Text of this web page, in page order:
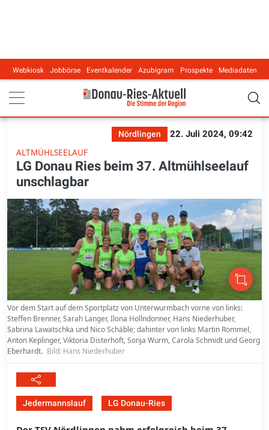
Main navigation
Webkiosk Jobbörse Eventkalender Azubigram Prospekte Mediadaten
Nördlingen
22. Juli 2024, 09:42
ALTMÜHLSEELAUF
LG Donau Ries beim 37. Altmühlseelauf
unschlagbar
Vor dem Start auf dem Sportplatz von Unterwurmbach vorne von links:
Steffen Brenner, Sarah Langer, Ilona Hollndonner, Hans Niederhuber,
Sabrina Lawatschka und Nico Schäble; dahinter von links Martin Rommel,
Anton Keplinger, Viktoria Disterhoft, Sonja Wurm, Carola Schmidt und Georg
Eberhardt. Bild: Hans Niederhuber
Jedermannslauf LG Donau-Ries